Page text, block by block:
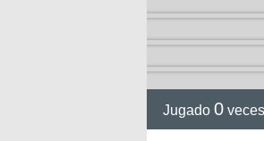
Jugado 0